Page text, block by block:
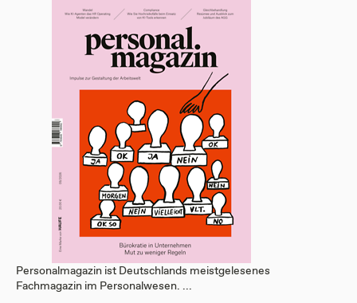
Personalmagazin ist Deutschlands meistgelesenes
Fachmagazin im Personalwesen. ...